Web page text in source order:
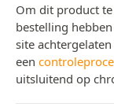
Om dit product
bestelling
site
een
uitsluitend op